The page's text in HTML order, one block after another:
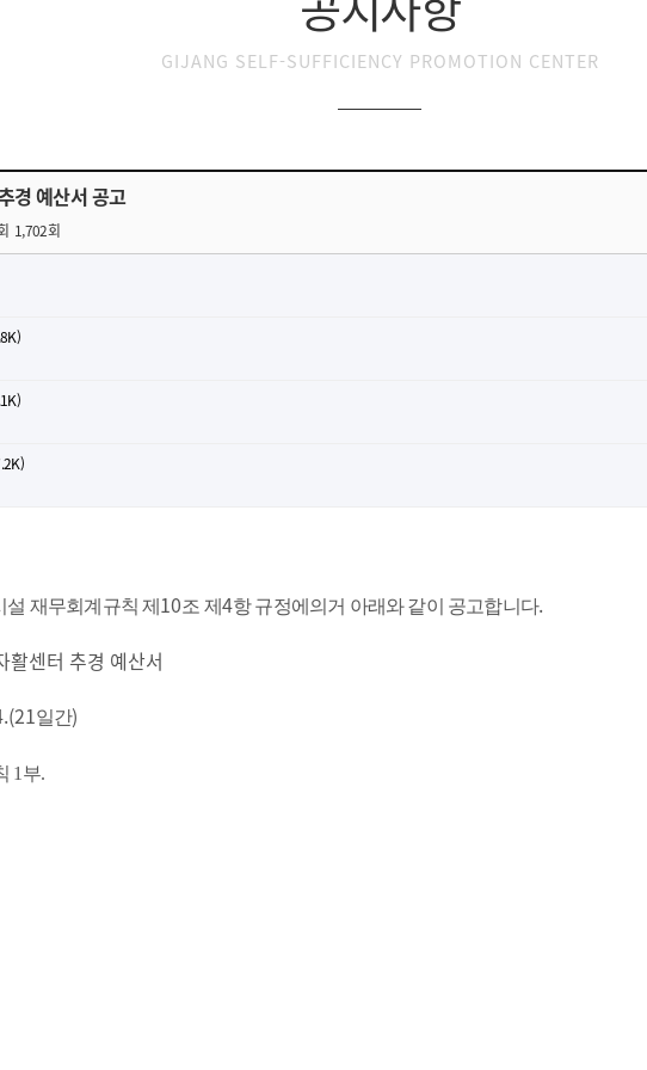
GIJANG SELF-SUFFICIENCY PROMOTION CENTER
경 예산서 공고
1,702회
재무회계규칙 제 10조 제4항 규정에의거 아래와 같이 공고합니다.
센터 추경 예산서
일간)
1부.